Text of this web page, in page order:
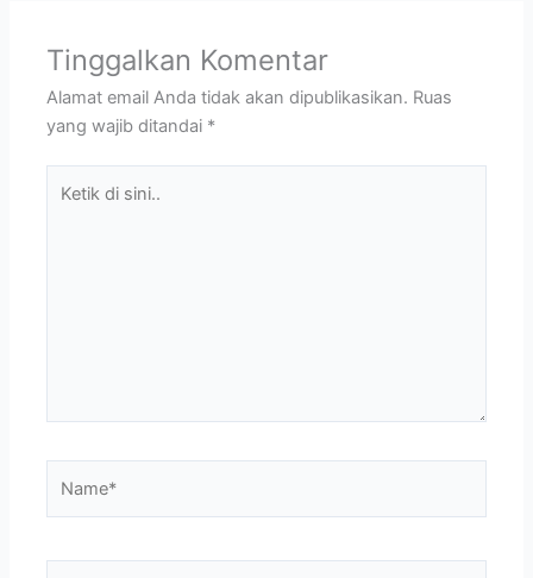
Tinggalkan Komentar
Alamat email Anda tidak akan dipublikasikan. Ruas
yang wajib ditandai *